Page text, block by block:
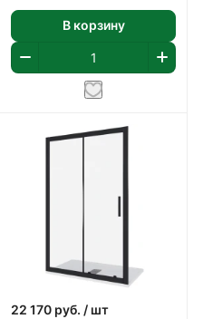
В корзину
22 170 руб. / шт